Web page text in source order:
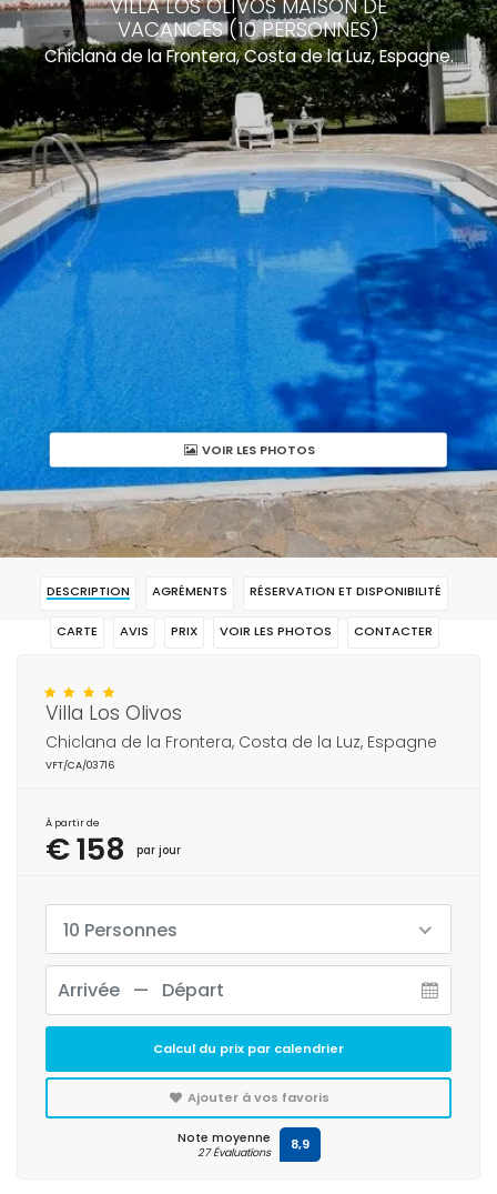
VILLA LOS OLIVOS MAISON DE
VACANCES (10 PERSONNES)
Chiclana de la Frontera, Costa de la Luz, Espagne.
VOIR LES PHOTOS
DESCRIPTION AGRÉMENTS RÉSERVATION ET DISPONIBILITÉ
CARTE AVIS PRIX VOIR LES PHOTOS CONTACTER
Villa Los Olivos
Chiclana de la Frontera, Costa de la Luz, Espagne
VFT/CA/03716
À partir de
€ 158 par jour
10 Personnes
Calcul du prix par calendrier
Ajouter à vos favoris
Note moyenne
27 Évaluations 8,9